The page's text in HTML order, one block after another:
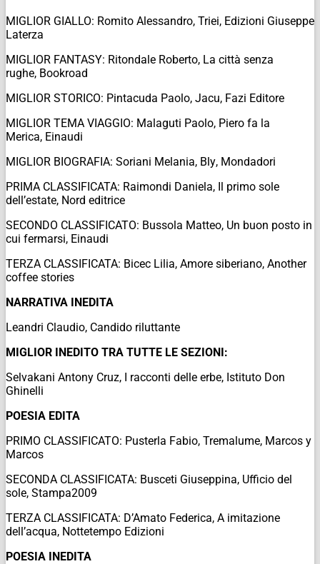
MIGLIOR GIALLO: Romito Alessandro, Triei, Edizioni Giuseppe
Laterza
MIGLIOR FANTASY: Ritondale Roberto, La città senza
rughe, Bookroad
MIGLIOR STORICO: Pintacuda Paolo, Jacu, Fazi Editore
MIGLIOR TEMA VIAGGIO: Malaguti Paolo, Piero fa la
Merica, Einaudi
MIGLIOR BIOGRAFIA: Soriani Melania, Bly, Mondadori
PRIMA CLASSIFICATA: Raimondi Daniela, Il primo sole
dell’estate, Nord editrice
SECONDO CLASSIFICATO: Bussola Matteo, Un buon posto in
cui fermarsi, Einaudi
TERZA CLASSIFICATA: Bicec Lilia, Amore siberiano, Another
coffee stories
NARRATIVA INEDITA
Leandri Claudio, Candido riluttante
MIGLIOR INEDITO TRA TUTTE LE SEZIONI:
Selvakani Antony Cruz, I racconti delle erbe, Istituto Don
Ghinelli
POESIA EDITA
PRIMO CLASSIFICATO: Pusterla Fabio, Tremalume, Marcos y
Marcos
SECONDA CLASSIFICATA: Busceti Giuseppina, Ufficio del
sole, Stampa2009
TERZA CLASSIFICATA: D’Amato Federica, A imitazione
dell’acqua, Nottetempo Edizioni
POESIA INEDITA